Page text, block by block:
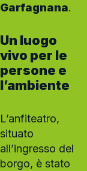
Garfagnana.
Un luogo
vivo per le
persone e
l’ambiente
L’anfiteatro,
situato
all’ingresso del
borgo, è stato